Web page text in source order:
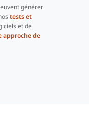
générer
tests et
et de
approche de